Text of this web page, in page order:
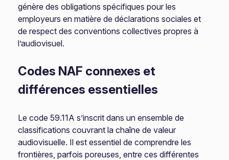
génère des obligations spécifiques pour les
employeurs en matière de déclarations sociales et
de respect des conventions collectives propres à
l’audiovisuel.
Codes NAF connexes et
différences essentielles
Le code 59.11A s’inscrit dans un ensemble de
classifications couvrant la chaîne de valeur
audiovisuelle. Il est essentiel de comprendre les
frontières, parfois poreuses, entre ces différentes